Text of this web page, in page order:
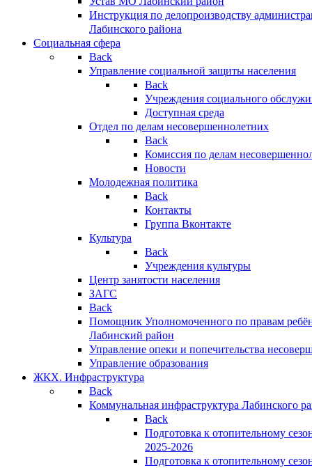
Инструкция по делопроизводству
Лабинского района
Социальная сфера
Back
Управление социальной защиты населения
Back
Учреждения социального
Доступная среда
Отдел по делам несовершеннолетних
Back
Комиссия по делам
Новости
Молодежная политика
Back
Контакты
Группа Вконтакте
Культура
Back
Учреждения культуры
Центр занятости населения
ЗАГС
Back
Помощник Уполномоченного по правам
Лабинский район
Управление опеки и попечительства
Управление образования
ЖКХ. Инфраструктура
Back
Коммунальная инфраструктура Лабинского
Back
Подготовка к отопительному
2025-2026
Подготовка к отопительному